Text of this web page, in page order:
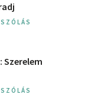
Szerelem